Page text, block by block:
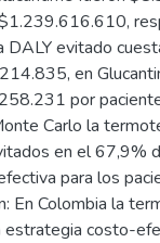
DALY evitado
en
por
Carlo la
en el 67,9%
para los
En Colombia la
estrategia costo-